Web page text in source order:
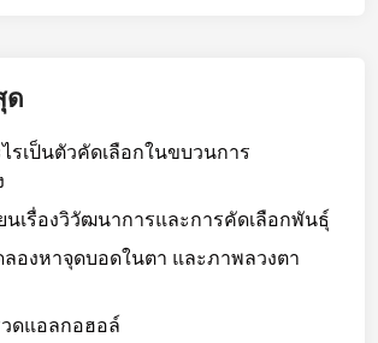
ด
รเป็นตัวคัดเลือกในขบวนการ
นเรื่องวิวัฒนาการและการคัดเลือกพันธุ์
องหาจุดบอดในตา และภาพลวงตา
ดแอลกอฮอล์